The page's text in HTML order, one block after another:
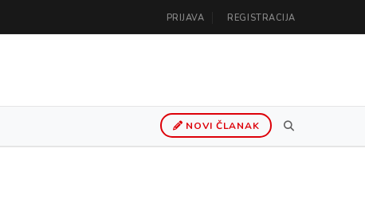
PRIJAVA REGISTRACIJA
NOVI ČLANAK